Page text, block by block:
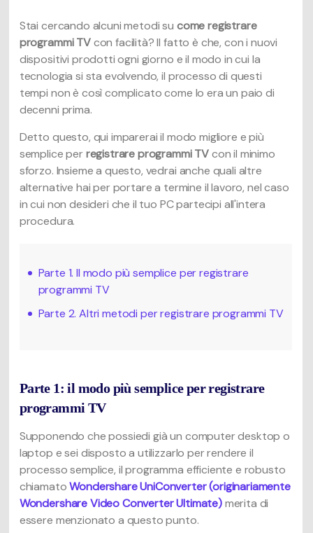
Stai cercando alcuni metodi su come registrare
programmi TVcon facilità? Il fatto è che, con i nuovi
dispositivi prodotti ogni giorno e il modo in cui la
tecnologia si sta evolvendo, il processo di questi
tempi non è così complicato come lo era un paio di
decenni prima.
Detto questo, qui imparerai il modo migliore e più
semplice perregistrare programmi TVcon il minimo
sforzo. Insieme a questo, vedrai anche quali altre
alternative hai per portare a termine il lavoro, nel caso
in cui non desideri che il tuo PC partecipi all'intera
procedura.
Parte 1. Il modo più semplice per registrare
programmi TV
Parte 2. Altri metodi per registrare programmi TV
Parte 1: il modo più semplice per registrare
programmi TV
Supponendo che possiedi già un computer desktop o
laptop e sei disposto a utilizzarlo per rendere il
processo semplice, il programma efficiente e robusto
chiamatoWondershare UniConverter (originariamente
Wondershare Video Converter Ultimate)merita di
essere menzionato a questo punto.